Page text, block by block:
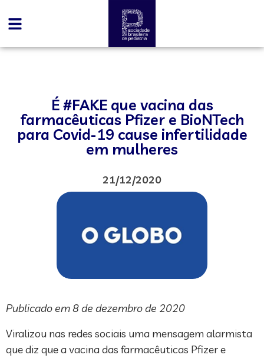
É #FAKE que vacina das
farmacêuticas Pfizer e BioNTech
para Covid-19 cause infertilidade
em mulheres
21/12/2020
Publicado em 8 de dezembro de 2020
Viralizou nas redes sociais uma mensagem alarmista
que diz que a vacina das farmacêuticas Pfizer e